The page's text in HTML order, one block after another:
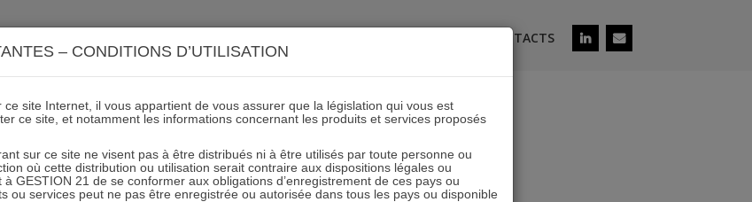
CONTACTS
moyens ext et internes
– CONDITIONS D’UTILISATION
site Internet, il vous appartient de vous assurer que la législation qui vous est
ce site, et notamment les informations concernant les produits et services proposés
sur ce site ne visent pas à être distribués ni à être utilisés par toute personne ou
où cette distribution ou utilisation serait contraire aux dispositions légales ou
GESTION 21 de se conformer aux obligations d’enregistrement de ces pays ou
ou services peut ne pas être enregistrée ou autorisée dans tous les pays ou disponible